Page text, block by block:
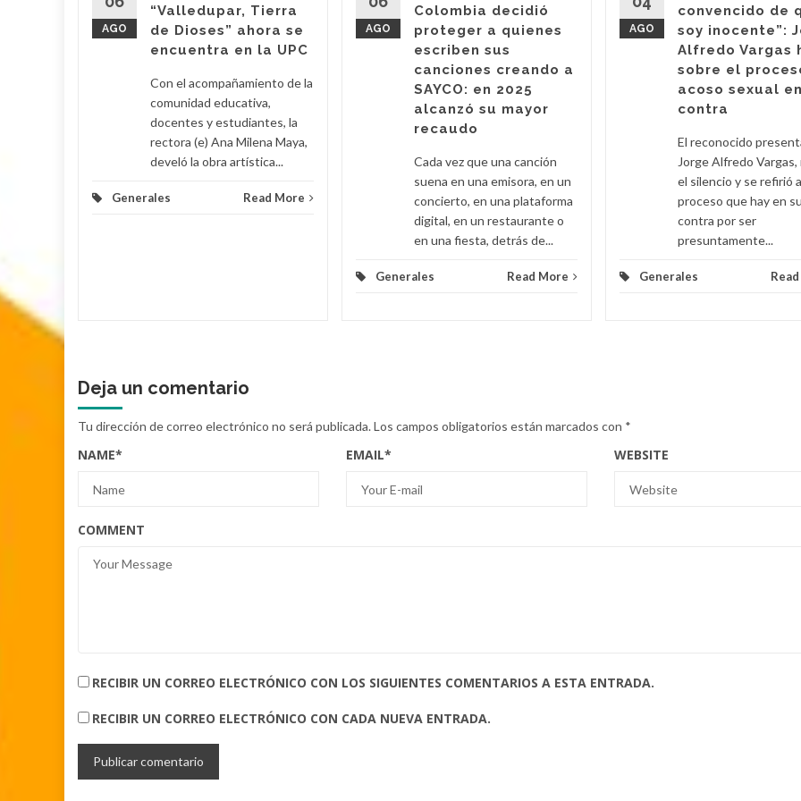
AGO
“Valledupar, Tierra
de Dioses” ahora se
encuentra en la UPC
Con el acompañamiento de la
comunidad educativa,
docentes y estudiantes, la
rectora (e) Ana Milena Maya,
develó la obra artística...
Generales Read More
AGO
Colombia decidió
proteger a quienes
escriben sus
canciones creando a
SAYCO: en 2025
alcanzó su mayor
recaudo
Cada vez que una canción
suena en una emisora, en un
concierto, en una plataforma
digital, en un restaurante o
en una fiesta, detrás de...
Generales Read More
AGO
convencido de
soy inocente”:
Alfredo Vargas
sobre el
acoso sexual
contra
El reconocido
Jorge Alfredo Vargas,
el silencio y se refirió
proceso que hay en su
contra por ser
presuntamente...
Generales
Deja un comentario
Tu dirección de correo electrónico no será publicada.Los campos obligatorios están marcados con *
NAME* EMAIL* WEBSITE
COMMENT
RECIBIR UN CORREO ELECTRÓNICO CON LOS SIGUIENTES COMENTARIOS A ESTA ENTRADA.
RECIBIR UN CORREO ELECTRÓNICO CON CADA NUEVA ENTRADA.